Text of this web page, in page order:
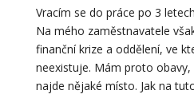
Vracím se do práce po 3
Na mého zaměstnavatele
finanční krize a oddělení, ve
neexistuje. Mám proto
najde nějaké místo. Jak na